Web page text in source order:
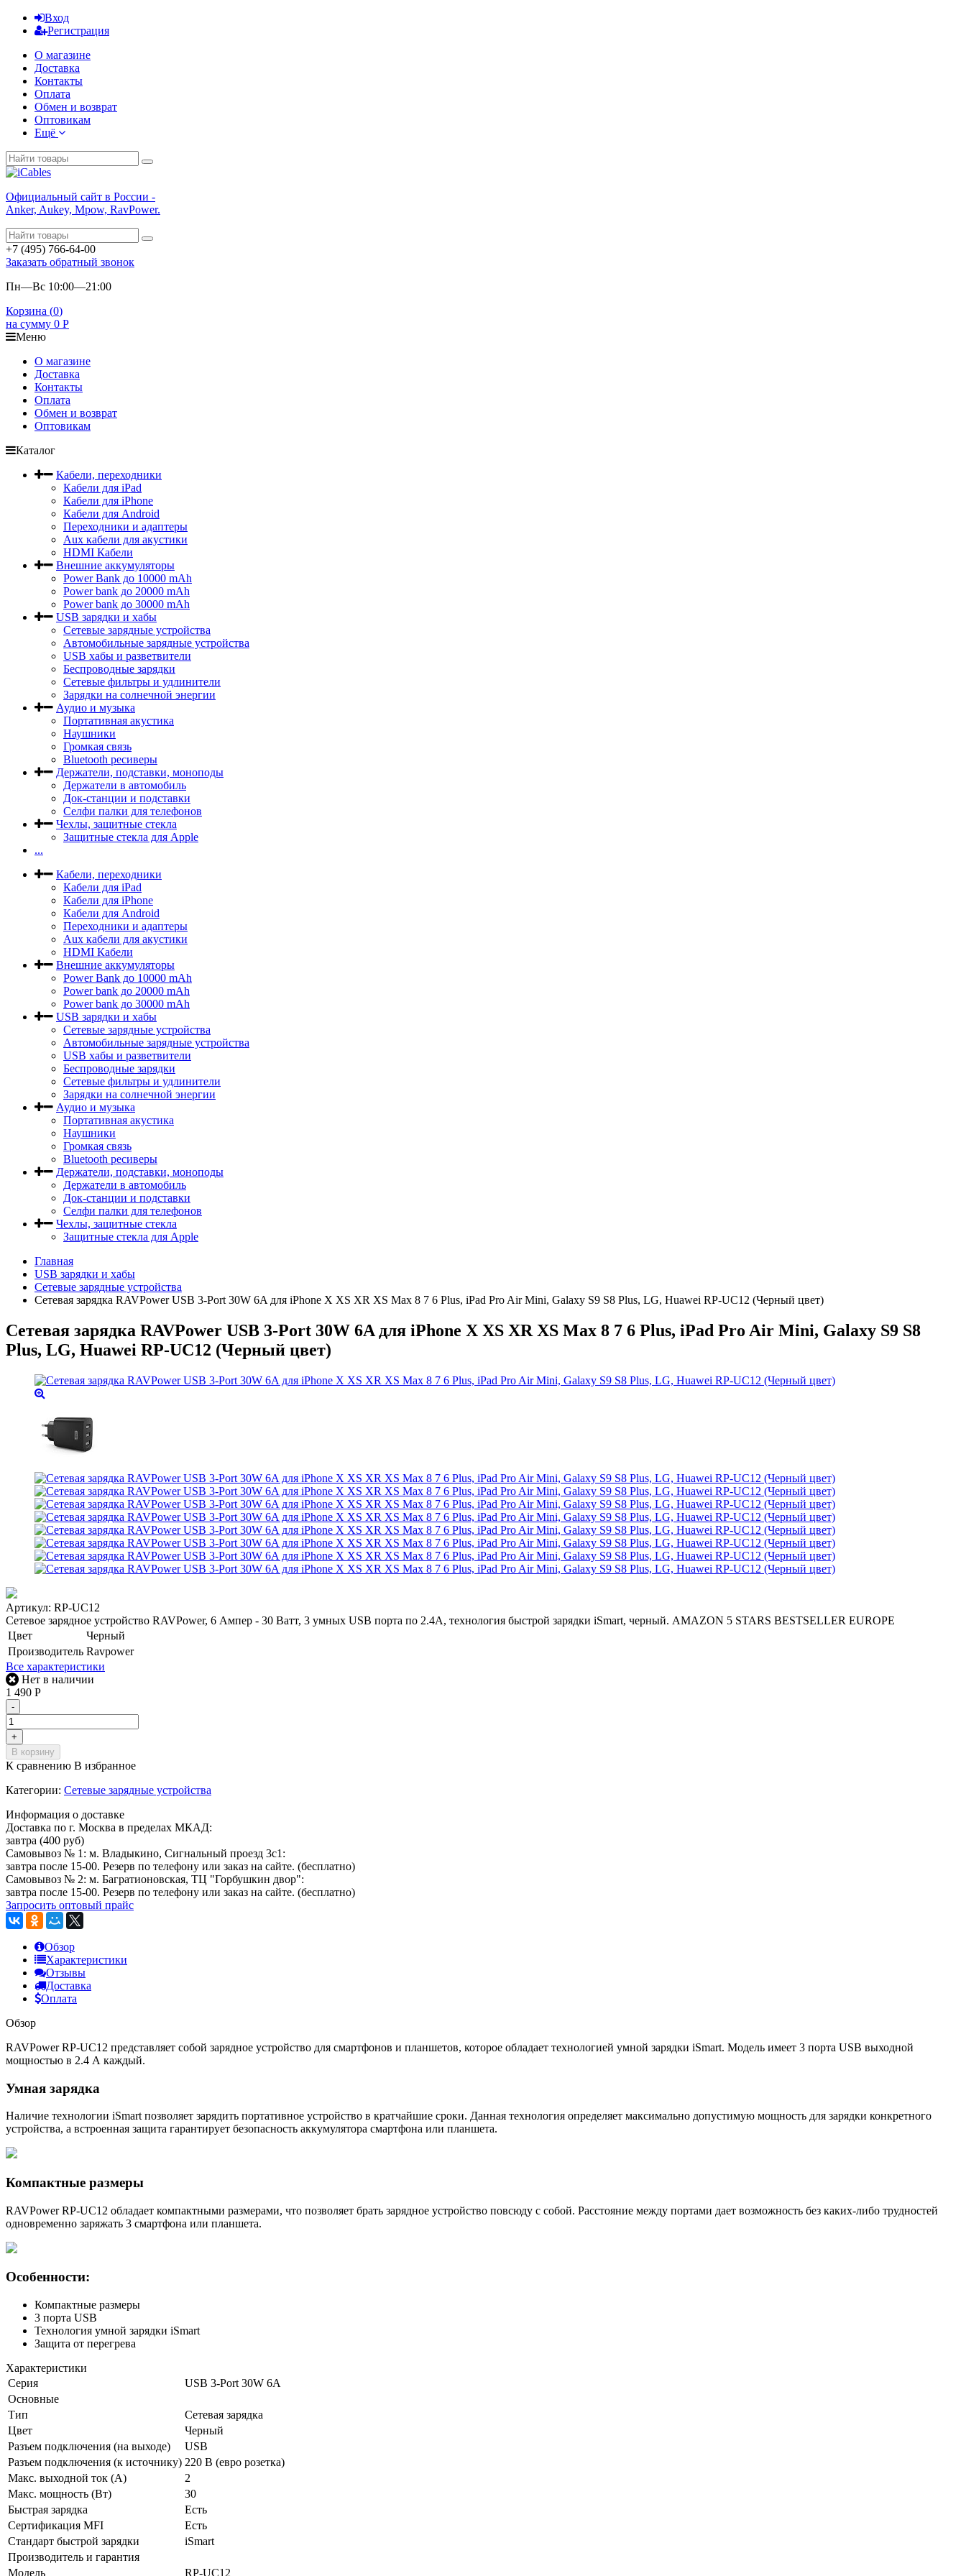
Вход
Регистрация
О магазине
Доставка
Контакты
Оплата
Обмен и возврат
Оптовикам
Ещё
Официальный сайт в России -
Anker, Aukey, Mpow, RavPower.
+7 (495) 766-64-00
Заказать обратный звонок
Пн—Вс 10:00—21:00
Корзина (0)
на сумму 0 Р
Меню
О магазине
Доставка
Контакты
Оплата
Обмен и возврат
Оптовикам
Каталог
Кабели, переходники
Кабели для iPad
Кабели для iPhone
Кабели для Android
Переходники и адаптеры
Aux кабели для акустики
HDMI Кабели
Внешние аккумуляторы
Power Bank до 10000 mAh
Power bank до 20000 mAh
Power bank до 30000 mAh
USB зарядки и хабы
Сетевые зарядные устройства
Автомобильные зарядные устройства
USB хабы и разветвители
Беспроводные зарядки
Сетевые фильтры и удлинители
Зарядки на солнечной энергии
Аудио и музыка
Портативная акустика
Наушники
Громкая связь
Bluetooth ресиверы
Держатели, подставки, моноподы
Держатели в автомобиль
Док-станции и подставки
Селфи палки для телефонов
Чехлы, защитные стекла
Защитные стекла для Apple
...
Кабели, переходники
Кабели для iPad
Кабели для iPhone
Кабели для Android
Переходники и адаптеры
Aux кабели для акустики
HDMI Кабели
Внешние аккумуляторы
Power Bank до 10000 mAh
Power bank до 20000 mAh
Power bank до 30000 mAh
USB зарядки и хабы
Сетевые зарядные устройства
Автомобильные зарядные устройства
USB хабы и разветвители
Беспроводные зарядки
Сетевые фильтры и удлинители
Зарядки на солнечной энергии
Аудио и музыка
Портативная акустика
Наушники
Громкая связь
Bluetooth ресиверы
Держатели, подставки, моноподы
Держатели в автомобиль
Док-станции и подставки
Селфи палки для телефонов
Чехлы, защитные стекла
Защитные стекла для Apple
Главная
USB зарядки и хабы
Сетевые зарядные устройства
Сетевая зарядка RAVPower USB 3-Port 30W 6A для iPhone X XS XR XS Max 8 7 6 Plus, iPad Pro Air Mini, Galaxy S9 S8 Plus, LG, Huawei RP-UC12 (Черный цвет)
Сетевая зарядка RAVPower USB 3-Port 30W 6A для iPhone X XS XR XS Max 8 7 6 Plus, iPad Pro Air Mini, Galaxy S9 S8
Plus, LG, Huawei RP-UC12 (Черный цвет)
Артикул: RP-UC12
Сетевое зарядное устройство RAVPower, 6 Ампер - 30 Ватт, 3 умных USB порта по 2.4А, технология быстрой зарядки iSmart, черный. AMAZON 5 STARS BESTSELLER EUROPE
Цвет
Черный
Производитель Ravpower
Все характеристики
Нет в наличии
1 490 Р
-
+
В корзину
К сравнению В избранное
Категории: Сетевые зарядные устройства
Информация о доставке
Доставка по г. Москва в пределах МКАД:
завтра (400 руб)
Самовывоз № 1: м. Владыкино, Сигнальный проезд 3с1:
завтра после 15-00. Резерв по телефону или заказ на сайте. (бесплатно)
Самовывоз № 2: м. Багратионовская, ТЦ "Горбушкин двор":
завтра после 15-00. Резерв по телефону или заказ на сайте. (бесплатно)
Запросить оптовый прайс
Обзор
Характеристики
Отзывы
Доставка
Оплата
Обзор
RAVPower RP-UC12 представляет собой зарядное устройство для смартфонов и планшетов, которое обладает технологией умной зарядки iSmart. Модель имеет 3 порта USB выходной
мощностью в 2.4 А каждый.
Умная зарядка
Наличие технологии iSmart позволяет зарядить портативное устройство в кратчайшие сроки. Данная технология определяет максимально допустимую мощность для зарядки конкретного
устройства, а встроенная защита гарантирует безопасность аккумулятора смартфона или планшета.
Компактные размеры
RAVPower RP-UC12 обладает компактными размерами, что позволяет брать зарядное устройство повсюду с собой. Расстояние между портами дает возможность без каких-либо трудностей
одновременно заряжать 3 смартфона или планшета.
Особенности:
Компактные размеры
3 порта USB
Технология умной зарядки iSmart
Защита от перегрева
Характеристики
Серия
USB 3-Port 30W 6A
Основные
Тип
Сетевая зарядка
Цвет
Черный
Разъем подключения (на выходе)
USB
Разъем подключения (к источнику) 220 В (евро розетка)
Макс. выходной ток (А)
2
Макс. мощность (Вт)
30
Быстрая зарядка
Есть
Сертификация MFI
Есть
Стандарт быстрой зарядки
iSmart
Производитель и гарантия
Модель
RP-UC12